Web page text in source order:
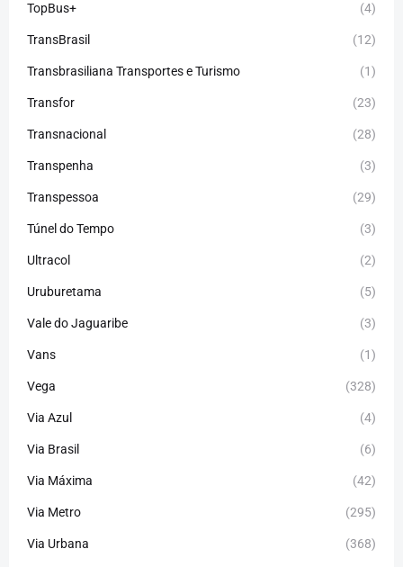
TopBus+ (4)
TransBrasil (12)
Transbrasiliana Transportes e Turismo (1)
Transfor (23)
Transnacional (28)
Transpenha (3)
Transpessoa (29)
Túnel do Tempo (3)
Ultracol (2)
Uruburetama (5)
Vale do Jaguaribe (3)
Vans (1)
Vega (328)
Via Azul (4)
Via Brasil (6)
Via Máxima (42)
Via Metro (295)
Via Urbana (368)